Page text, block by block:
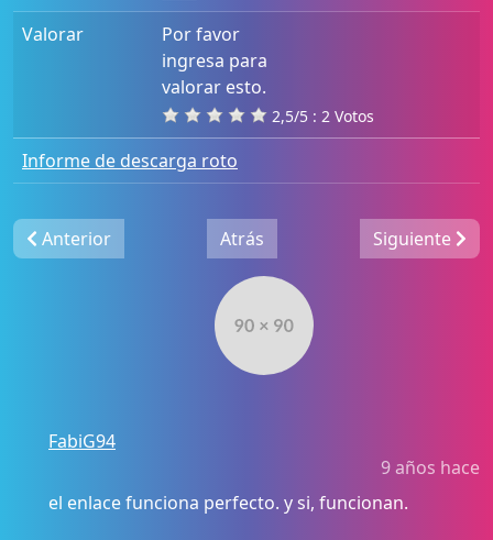
Valorar
Por favor
ingresa para
valorar esto.
2,5/5 : 2 Votos
Informe de descarga roto
Anterior Atrás Siguiente
FabiG94
9 años hace
el enlace funciona perfecto. y si, funcionan.